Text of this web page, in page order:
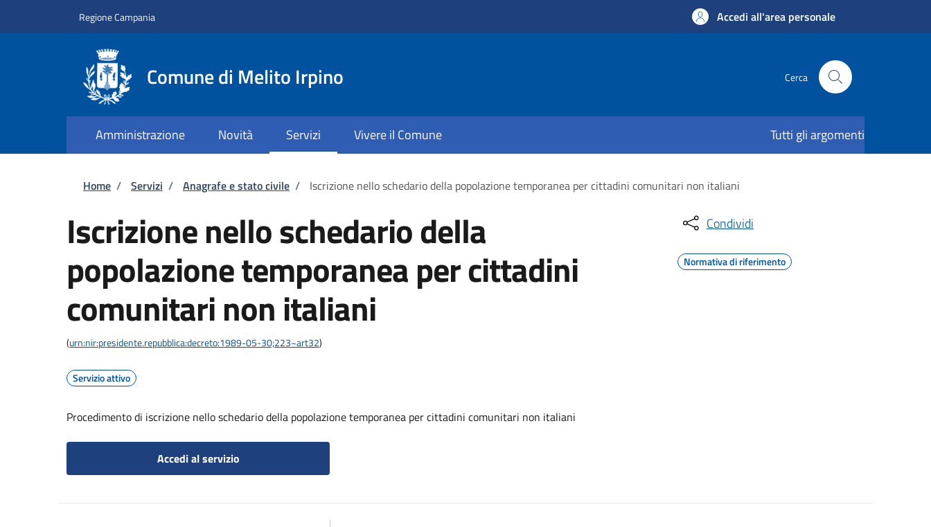
Regione Campania Accedi all'area personale
Comune di Melito Irpino Cerca
Amministrazione Novità Servizi Vivere il Comune Tutti gli argomenti
Briciole di pane
Home / Servizi / Anagrafe e stato civile / Iscrizione nello schedario della popolazione temporanea per cittadini comunitari non italiani
Iscrizione nello schedario della
popolazione temporanea per cittadini
comunitari non italiani
(urn:nir:presidente.repubblica:decreto:1989-05-30;223~art32)
Servizio attivo
Procedimento di iscrizione nello schedario della popolazione temporanea per cittadini comunitari non italiani
Accedi al servizio
Condividi
Normativa di riferimento